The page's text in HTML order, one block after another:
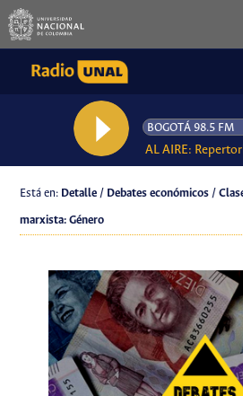
AL AIRE:
Está en: Detalle / Debates económicos /
marxista: Género